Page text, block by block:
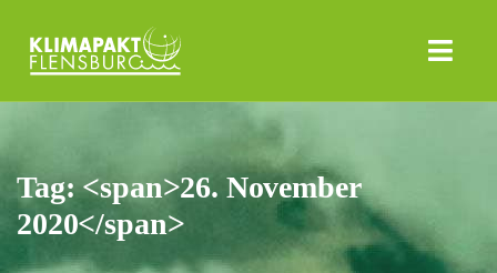
Tag: <span>26. November
2020</span>